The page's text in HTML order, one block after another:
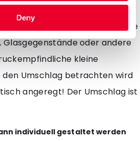
Deny
Snazzybag Bubble-Umschlag
und zugleich in auffälliger Weise
Glasgegenstände oder andere
kleine
den Umschlag betrachten wird
angeregt! Der Umschlag ist
individuell gestaltet werden